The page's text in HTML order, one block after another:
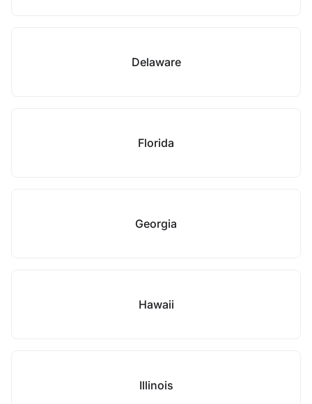
Delaware
Florida
Georgia
Hawaii
Illinois